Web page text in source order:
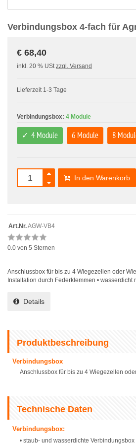
Verbindungsbox 4-fach für
€ 68,40
inkl. 20 % UStzzgl. Versand
Lieferzeit 1-3 Tage
Verbindungsbox: 4 Module
4 Module 6 Module 8
In den Warenkorb
Art.Nr.AGW-VB4
0.0 von 5 Sternen
Anschlussbox für bis zu 4 Wiegezellen oder
Installation durch Federklemmen • wasserdicht
Details
Produktbeschreibung
Verbindungsbox
Anschlussbox für bis zu 4 Wiegezellen
Technische Daten
Verbindungsbox:
• staub- und wasserdichte